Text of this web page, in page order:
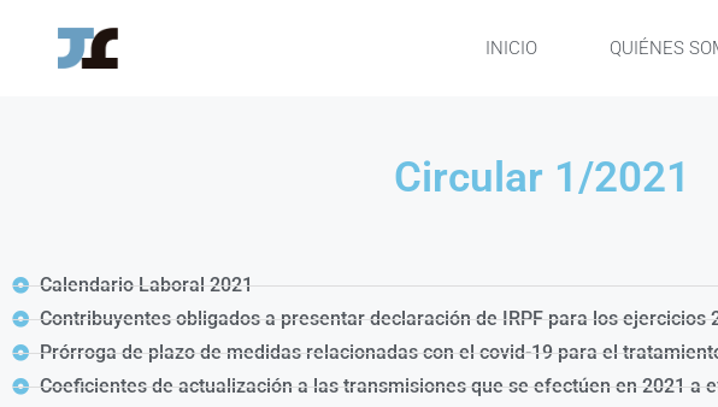
INICIO QUIÉNES
Circular 1/2021
Calendario Laboral 2021
Contribuyentes obligados a presentar declaración de IRPF para los ejercicios
Prórroga de plazo de medidas relacionadas con el covid-19 para el
Coeficientes de actualización a las transmisiones que se efectúen en 2021 a